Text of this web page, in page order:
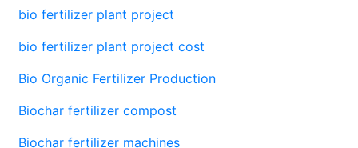
bio fertilizer plant project
bio fertilizer plant project cost
Bio Organic Fertilizer Production
Biochar fertilizer compost
Biochar fertilizer machines